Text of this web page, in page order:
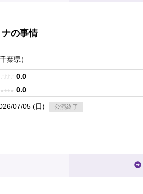
の事情
千葉県）
♪ ♪ ♪ ♪
0.0
★ ★ ★ ★ 0.0
07/05 (日) 公演終了